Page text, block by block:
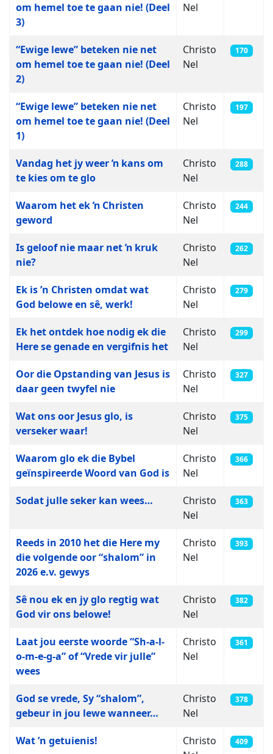
om hemel toe te gaan nie! (Deel
3)
Nel
“Ewige lewe” beteken nie net
om hemel toe te gaan nie! (Deel
2)
Christo
Nel
170
“Ewige lewe” beteken nie net
om hemel toe te gaan nie! (Deel
1)
Christo
Nel
197
Vandag het jy weer ŉ kans om
te kies om te glo
Christo
Nel
288
Waarom het ek ŉ Christen
geword
Christo
Nel
244
Is geloof nie maar net ŉ kruk
nie?
Christo
Nel
262
Ek is ’n Christen omdat wat
God belowe en sê, werk!
Christo
Nel
279
Ek het ontdek hoe nodig ek die
Here se genade en vergifnis het
Christo
Nel
299
Oor die Opstanding van Jesus is
daar geen twyfel nie
Christo
Nel
327
Wat ons oor Jesus glo, is
verseker waar!
Christo
Nel
375
Waarom glo ek die Bybel
geïnspireerde Woord van God is
Christo
Nel
366
Sodat julle seker kan wees…
Christo
Nel
363
Reeds in 2010 het die Here my
die volgende oor “shalom” in
2026 e.v. gewys
Christo
Nel
393
Sê nou ek en jy glo regtig wat
God vir ons belowe!
Christo
Nel
382
Laat jou eerste woorde “Sh-a-l-
o-m-e-g-a” of “Vrede vir julle”
wees
Christo
Nel
361
God se vrede, Sy “shalom”,
gebeur in jou lewe wanneer…
Christo
Nel
378
Wat ’n getuienis!
Christo
409